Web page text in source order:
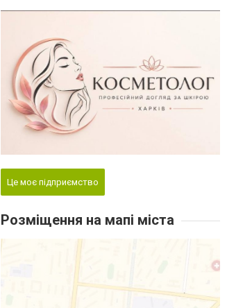
Це моє підприємство
Розміщення на мапі міста